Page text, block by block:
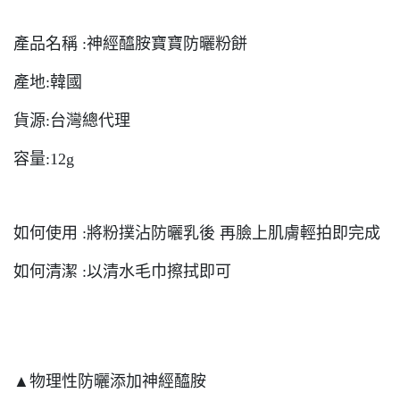
產品名稱 :神經醯胺寶寶防曬粉餅
產地:韓國
貨源:台灣總代理
容量:12g
如何使用 :將粉撲沾防曬乳後 再臉上肌膚輕拍即完成
如何清潔 :以清水毛巾擦拭即可
▲物理性防曬添加神經醯胺